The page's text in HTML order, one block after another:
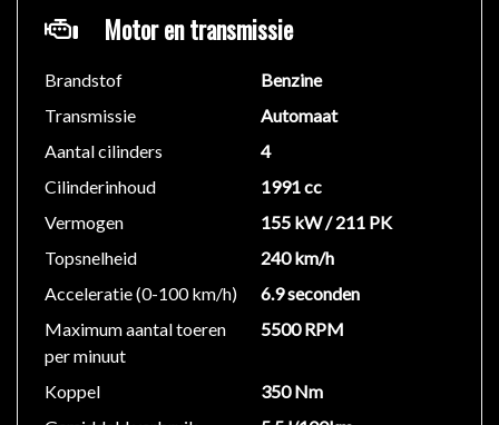
Motor en transmissie
Brandstof
Benzine
Transmissie
Automaat
Aantal cilinders
4
Cilinderinhoud
1991 cc
Vermogen
155 kW / 211 PK
Topsnelheid
240 km/h
Acceleratie (0-100 km/h)
6.9 seconden
Maximum aantal toeren
per minuut
5500 RPM
Koppel
350 Nm